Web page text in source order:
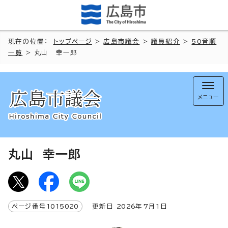
現在の位置： トップページ >広島市議会 >議員紹介 > 50音順
一覧
> 丸山 幸一郎
メニュー
丸山 幸一郎
ページ番号 1015020 更新日 2026年7月1日